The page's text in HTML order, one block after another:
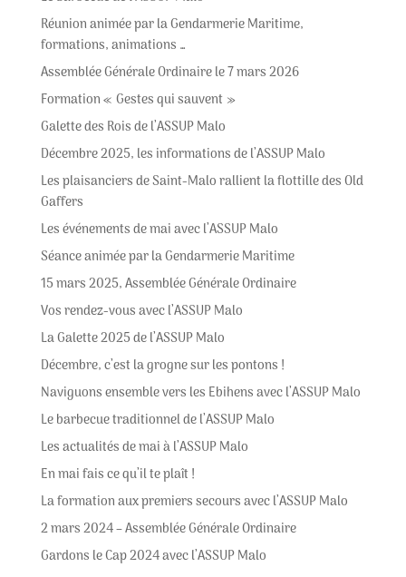
Réunion animée par la Gendarmerie Maritime,
formations, animations …
Assemblée Générale Ordinaire le 7 mars 2026
Formation « Gestes qui sauvent »
Galette des Rois de l’ASSUP Malo
Décembre 2025, les informations de l’ASSUP Malo
Les plaisanciers de Saint-Malo rallient la flottille des Old
Gaffers
Les événements de mai avec l’ASSUP Malo
Séance animée par la Gendarmerie Maritime
15 mars 2025, Assemblée Générale Ordinaire
Vos rendez-vous avec l’ASSUP Malo
La Galette 2025 de l’ASSUP Malo
Décembre, c’est la grogne sur les pontons !
Naviguons ensemble vers les Ebihens avec l’ASSUP Malo
Le barbecue traditionnel de l’ASSUP Malo
Les actualités de mai à l’ASSUP Malo
En mai fais ce qu’il te plaît !
La formation aux premiers secours avec l’ASSUP Malo
2 mars 2024 – Assemblée Générale Ordinaire
Gardons le Cap 2024 avec l’ASSUP Malo